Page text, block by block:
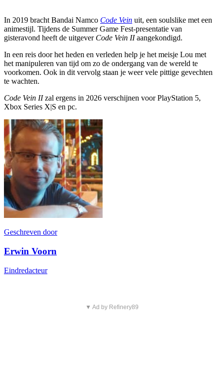
In 2019 bracht Bandai Namco Code Vein uit, een soulslike met een
animestijl. Tijdens de Summer Game Fest-presentatie van
gisteravond heeft de uitgever Code Vein IIaangekondigd.
In een reis door het heden en verleden help je het meisje Lou met
het manipuleren van tijd om zo de ondergang van de wereld te
voorkomen. Ook in dit vervolg staan je weer vele pittige gevechten
te wachten.
Code Vein IIzal ergens in 2026 verschijnen voor PlayStation 5,
Xbox Series X|S en pc.
Geschreven door
Erwin Voorn
Eindredacteur
▼ Ad by Refinery89